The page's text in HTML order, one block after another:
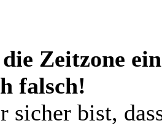
Zeitzone
falsch!
sicher bist,